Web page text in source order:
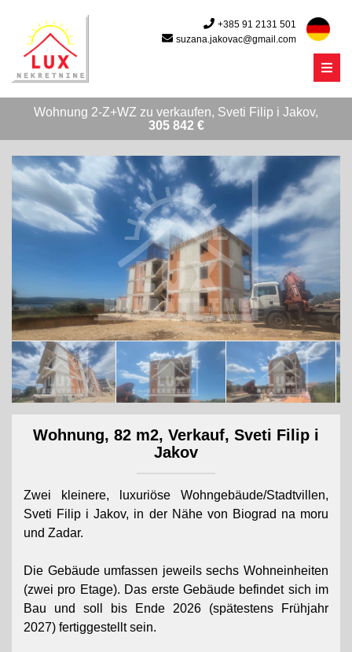
+385 91 2131 501
suzana.jakovac@gmail.com
Menu
Wohnung 2-Z+WZ zu verkaufen, Sveti Filip i Jakov,
305 842 €
Wohnung, 82 m2, Verkauf, Sveti Filip i
Jakov
Zwei kleinere, luxuriöse Wohngebäude/Stadtvillen,
Sveti Filip i Jakov, in der Nähe von Biograd na moru
und Zadar.
Die Gebäude umfassen jeweils sechs Wohneinheiten
(zwei pro Etage). Das erste Gebäude befindet sich im
Bau und soll bis Ende 2026 (spätestens Frühjahr
2027) fertiggestellt sein.